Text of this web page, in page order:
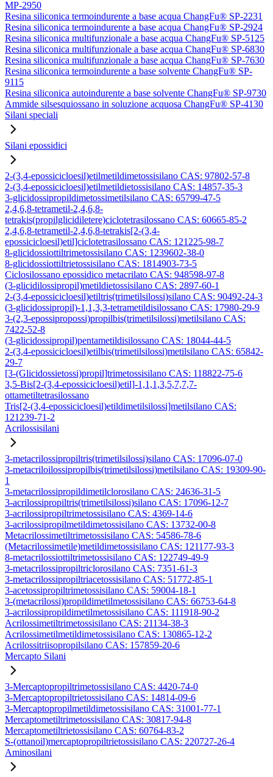
MP-2950
Resina siliconica termoindurente a base acqua ChangFu® SP-2231
Resina siliconica termoindurente a base acqua ChangFu® SP-2924
Resina siliconica multifunzionale a base acqua ChangFu® SP-5125
Resina siliconica multifunzionale a base acqua ChangFu® SP-6830
Resina siliconica multifunzionale a base acqua ChangFu® SP-7630
Resina siliconica termoindurente a base solvente ChangFu® SP-
9115
Resina siliconica autoindurente a base solvente ChangFu® SP-9730
Ammide silsesquiossano in soluzione acquosa ChangFu® SP-4130
Silani speciali
Silani epossidici
2-(3,4-epossicicloesil)etilmetildimetossisilano CAS: 97802-57-8
2-(3,4-epossicicloesil)etilmetildietossisilano CAS: 14857-35-3
3-glicidossipropildimetossimetilsilano CAS: 65799-47-5
2,4,6,8-tetrametil-2,4,6,8-
tetrakis(propilglicidiletere)ciclotetrasilossano CAS: 60665-85-2
2,4,6,8-tetrametil-2,4,6,8-tetrakis[2-(3,4-
epossicicloesil)etil]ciclotetrasilossano CAS: 121225-98-7
8-glicidossiottiltrimetossisilano CAS: 1239602-38-0
8-glicidossiottiltrietossisilano CAS: 1814903-73-5
Ciclosilossano epossidico metacrilato CAS: 948598-97-8
(3-glicidilossipropil)metildietossisilano CAS: 2897-60-1
2-(3,4-epossicicloesil)etiltris(trimetilsilossi)silano CAS: 90492-24-3
(3-glicidossipropil)-1,1,3,3-tetrametildisilossano CAS: 17980-29-9
3-(2,3-epossipropossi)propilbis(trimetilsilossi)metilsilano CAS:
7422-52-8
(3-glicidossipropil)pentametildisilossano CAS: 18044-44-5
2-(3,4-epossicicloesil)etilbis(trimetilsilossi)metilsilano CAS: 65842-
29-7
[3-(Glicidossietossi)propil]trimetossisilano CAS: 118822-75-6
3,5-Bis[2-(3,4-epossicicloesil)etil]-1,1,1,3,5,7,7,7-
ottametiltetrasilossano
Tris[2-(3,4-epossicicloesil)etildimetilsilossi]metilsilano CAS:
121239-71-2
Acrilossisilani
3-metacrilossipropiltris(trimetilsilossi)silano CAS: 17096-07-0
3-metacriloilossipropilbis(trimetilsilossi)metilsilano CAS: 19309-90-
1
3-metacrilossipropildimetilclorosilano CAS: 24636-31-5
3-acrilossipropiltris(trimetilsilossi)silano CAS: 17096-12-7
3-acrilossipropiltrimetossisilano CAS: 4369-14-6
3-acrilossipropilmetildimetossisilano CAS: 13732-00-8
Metacrilossimetiltrimetossisilano CAS: 54586-78-6
(Metacrilossimetile)metildimetossisilano CAS: 121177-93-3
8-metacrilossiottiltrimetossisilano CAS: 122749-49-9
3-metacrilossipropiltriclorosilano CAS: 7351-61-3
3-metacrilossipropiltriacetossisilano CAS: 51772-85-1
3-acetossipropiltrimetossisilano CAS: 59004-18-1
3-(metacrilossi)propildimetilmetossisilano CAS: 66753-64-8
3-acrilossipropildimetilmetossisilano CAS: 111918-90-2
Acrilossimetiltrimetossisilano CAS: 21134-38-3
Acrilossimetilmetildimetossisilano CAS: 130865-12-2
Acrilossitriisopropilsilano CAS: 157859-20-6
Mercapto Silani
3-Mercaptopropiltrimetossisilano CAS: 4420-74-0
3-Mercaptopropiltrietossisilano CAS: 14814-09-6
3-Mercaptopropilmetildimetossisilano CAS: 31001-77-1
Mercaptometiltrimetossisilano CAS: 30817-94-8
Mercaptometiltrietossisilano CAS: 60764-83-2
S-(ottanoil)mercaptopropiltrietossisilano CAS: 220727-26-4
Aminosilani